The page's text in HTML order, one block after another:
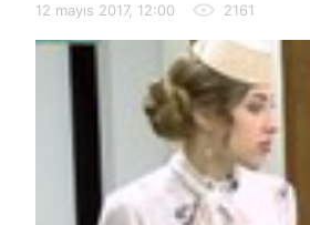
12 mayıs 2017, 12:00 2161